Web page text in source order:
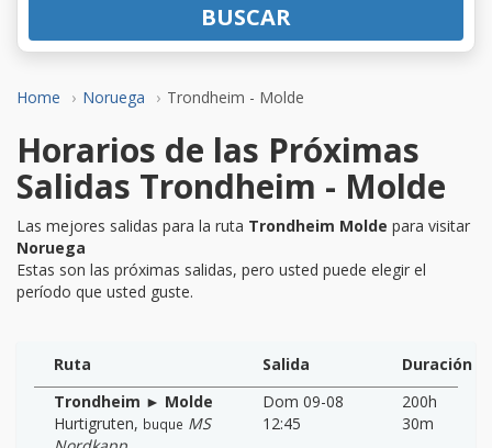
Home Noruega Trondheim - Molde
BUSCAR
Horarios de las Próximas
Salidas Trondheim - Molde
Las mejores salidas para la ruta Trondheim Molde para visitar
Noruega
Estas son las próximas salidas, pero usted puede elegir el
período que usted guste.
Ruta Salida
Duración
Trondheim ► Molde
Hurtigruten, buque MS
Dom 09-08
12:45
200h
30m